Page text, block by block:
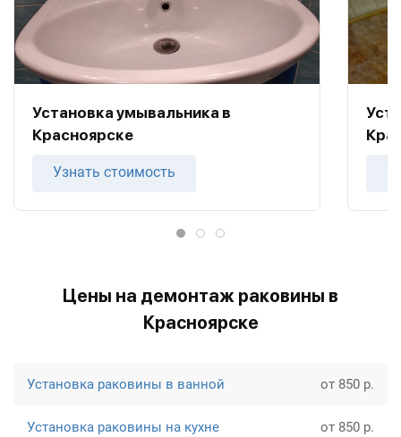
Установка умывальника в
Красноярске
Узнать стоимость
Цены на демонтаж раковины в
Красноярске
Установка раковины в ванной от 850 р.
Установка раковины на кухне от 850 р.